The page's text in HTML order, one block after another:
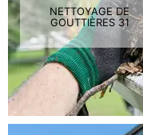
NETTOYAGE DE
GOUTTIÈRES 31